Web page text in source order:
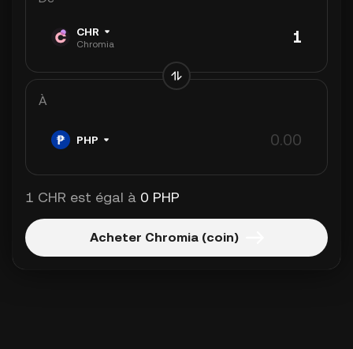
CHR
Chromia
À
PHP
1 CHR est égal à 0 PHP
Acheter Chromia (coin)